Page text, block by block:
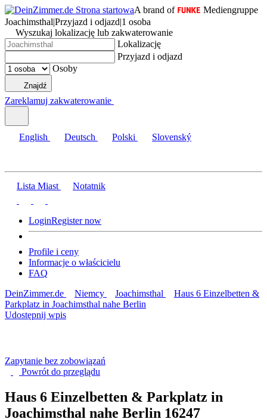
A brand of
Mediengruppe
Joachimsthal|Przyjazd i odjazd|1 osoba
Wyszukaj lokalizację lub zakwaterowanie
Lokalizację
Przyjazd i odjazd
Osoby
Znajdź
Zareklamuj zakwaterowanie
English Deutsch Polski Slovenský
Lista Miast Notatnik
LoginRegister now
Profile i ceny
Informacje o właścicielu
FAQ
DeinZimmer.de
Niemcy Joachimsthal
Haus 6 Einzelbetten &
Parkplatz in Joachimsthal nahe Berlin
Udostępnij wpis
Zapytanie bez zobowiązań
Powrót do przeglądu
Haus 6 Einzelbetten & Parkplatz in
Joachimsthal nahe Berlin 16247